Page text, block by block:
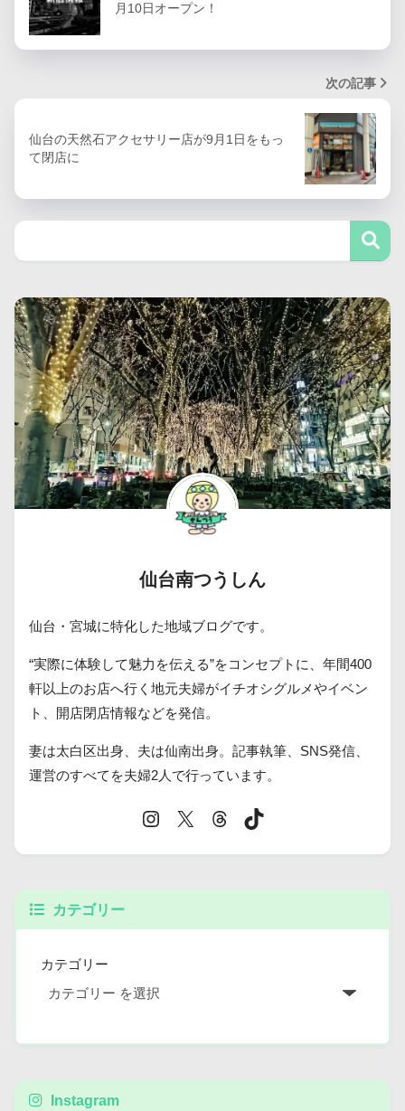
月10日オープン！
次の記事
仙台の天然石アクセサリー店が9月1日をもっ
て閉店に
仙台南つうしん
仙台・宮城に特化した地域ブログです。
“実際に体験して魅力を伝える”をコンセプトに、年間400
軒以上のお店へ行く地元夫婦がイチオシグルメやイベン
ト、開店閉店情報などを発信。
妻は太白区出身、夫は仙南出身。記事執筆、SNS発信、
運営のすべてを夫婦2人で行っています。
カテゴリー
カテゴリー
Instagram